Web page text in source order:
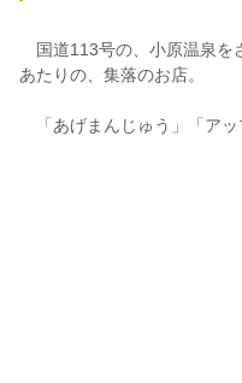
国道113号の、小原温泉を
あたりの、集落のお店。
「あげまんじゅう」「アッ